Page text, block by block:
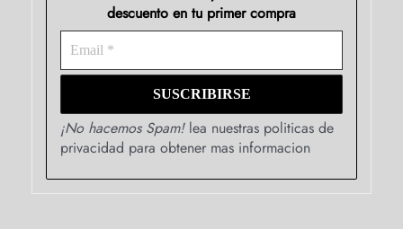
descuento en tu primer compra
¡No hacemos Spam!lea nuestras politicas de
privacidad para obtener mas informacion